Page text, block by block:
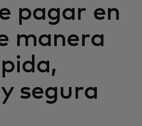
pagar en
manera
segura